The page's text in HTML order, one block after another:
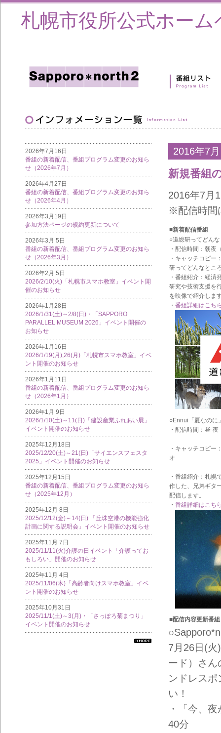
札幌市役所公式ホーム
2026年7月16日
番組の新着配信、番組プログラム変更のお知ら
せ（2026年7月）
2026年4月27日
番組の新着配信、番組プログラム変更のお知ら
せ（2026年4月）
2026年3月19日
参加方法ページの規約更新について
2026年3月 5日
番組の新着配信、番組プログラム変更のお知ら
せ（2026年3月）
2026年2月 5日
2026/2/10(火)「札幌市スマホ教室」イベント開
催のお知らせ
2026年1月28日
2026/1/31(土)～2/8(日)・「SAPPORO
PARALLEL MUSEUM 2026」イベント開催の
お知らせ
2026年1月16日
2026/1/19(月),26(月)「札幌市スマホ教室」イベ
ント開催のお知らせ
2026年1月11日
番組の新着配信、番組プログラム変更のお知ら
せ（2026年1月）
2026年1月 9日
2026/1/10(土)～11(日)「建設産業ふれあい展」
イベント開催のお知らせ
2025年12月18日
2025/12/20(土)～21(日)「サイエンスフェスタ
2025」イベント開催のお知らせ
2025年12月15日
番組の新着配信、番組プログラム変更のお知ら
せ（2025年12月）
2025年12月 8日
2025/12/12(金)～14(日) 「丘珠空港の機能強化
計画に関する説明会」イベント開催のお知らせ
2025年11月 7日
2025/11/11(火)介護の日イベント「介護ってお
もしろい」開催のお知らせ
2025年11月 4日
2025/11/06(木)「高齢者向けスマホ教室」イベ
ント開催のお知らせ
2025年10月31日
2025/11/1(土)～3(月)・「さっぽろ菊まつり」
イベント開催のお知らせ
2016年7
新規番組
2016年7月
※配信時間
■新着配信番組
○道総研ってどん
・配信時間：朝夜
・キャッチコピー
研ってどんなとこ
・番組紹介：経済
研究や技術支援を
を映像で紹介しま
・ 番組詳細はこち
○Ennui「夏なのに
・配信時間：昼-
・キャッチコピー
オ
・番組紹介：札幌
作した、兄弟ギタ
配信します。
・ 番組詳細はこち
■配信内容更新番組
7月26日(火
ード）さん
ンドレス
い！
・「今、
40分